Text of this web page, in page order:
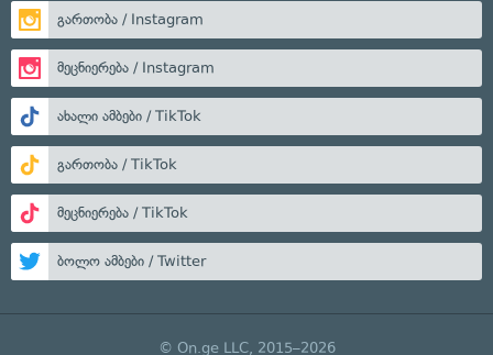
გართობა / Instagram
მეცნიერება / Instagram
ახალი ამბები / TikTok
გართობა / TikTok
მეცნიერება / TikTok
ბოლო ამბები / Twitter
© On.ge LLC, 2015–2026